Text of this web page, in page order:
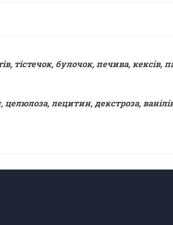
тістечок, булочок, печива, кексів,
лецитин, декстроза,